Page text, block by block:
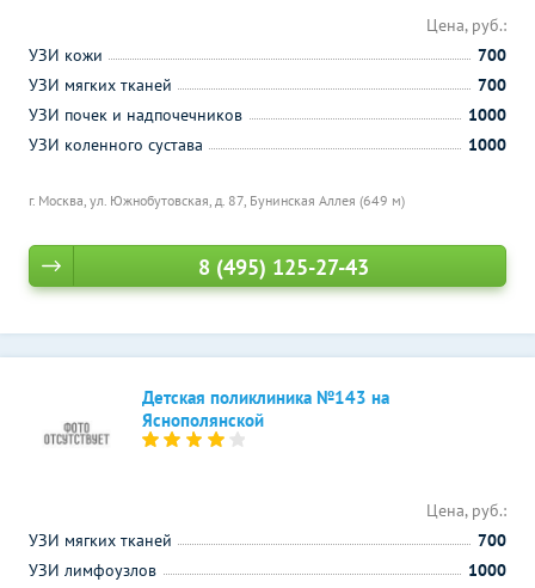
г. Москва, ул. Южнобутовская, д. 87, Бунинская Аллея (649 м)
Цена, руб.:
УЗИ кожи
700
УЗИ мягких тканей
700
УЗИ почек и надпочечников
1000
УЗИ коленного сустава
1000
8 (495) 125-27-43
Детская поликлиника №143 на
Яснополянской
Цена, руб.:
УЗИ мягких тканей
700
УЗИ лимфоузлов
1000